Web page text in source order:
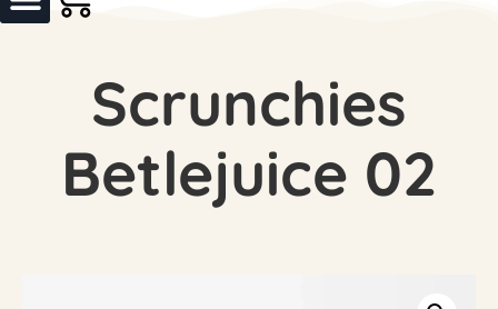
Scrunchies
Betlejuice 02